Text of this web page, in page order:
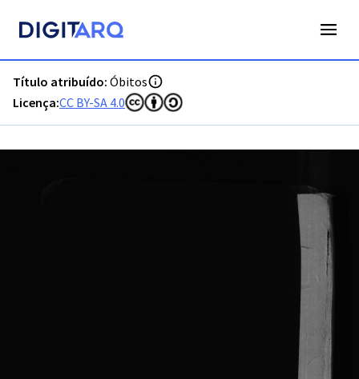
Título atribuído: Óbitos
Licença:CC BY-SA 4.0